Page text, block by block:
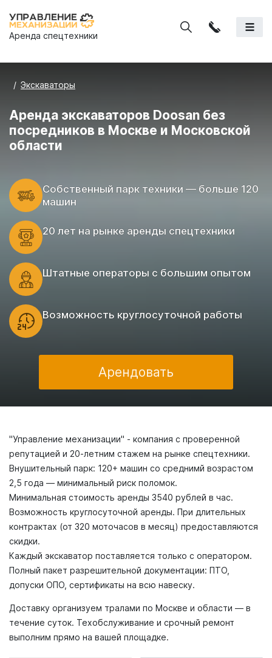
Аренда спецтехники
Экскаваторы
Аренда экскаваторов Doosan без
посредников в Москве и Московской
области
Cобственный парк техники — больше 120
машин
20 лет на рынке аренды спецтехники
Штатные операторы с большим опытом
Возможность круглосуточной работы
Арендовать
"Управление механизации" - компания с проверенной
репутацией и 20-летним стажем на рынке спецтехники.
Внушительный парк: 120+ машин со среднимй возрастом
2,5 года — минимальный риск поломок.
Минимальная стоимость аренды 3540 рублей в час.
Возможность круглосуточной аренды. При длительных
контрактах (от 320 моточасов в месяц) предоставляются
скидки.
Каждый экскаватор поставляется только с оператором.
Полный пакет разрешительной документации: ПТО,
допуски ОПО, сертификаты на всю навеску.
Доставку организуем тралами по Москве и области — в
течение суток. Техобслуживание и срочный ремонт
выполним прямо на вашей площадке.